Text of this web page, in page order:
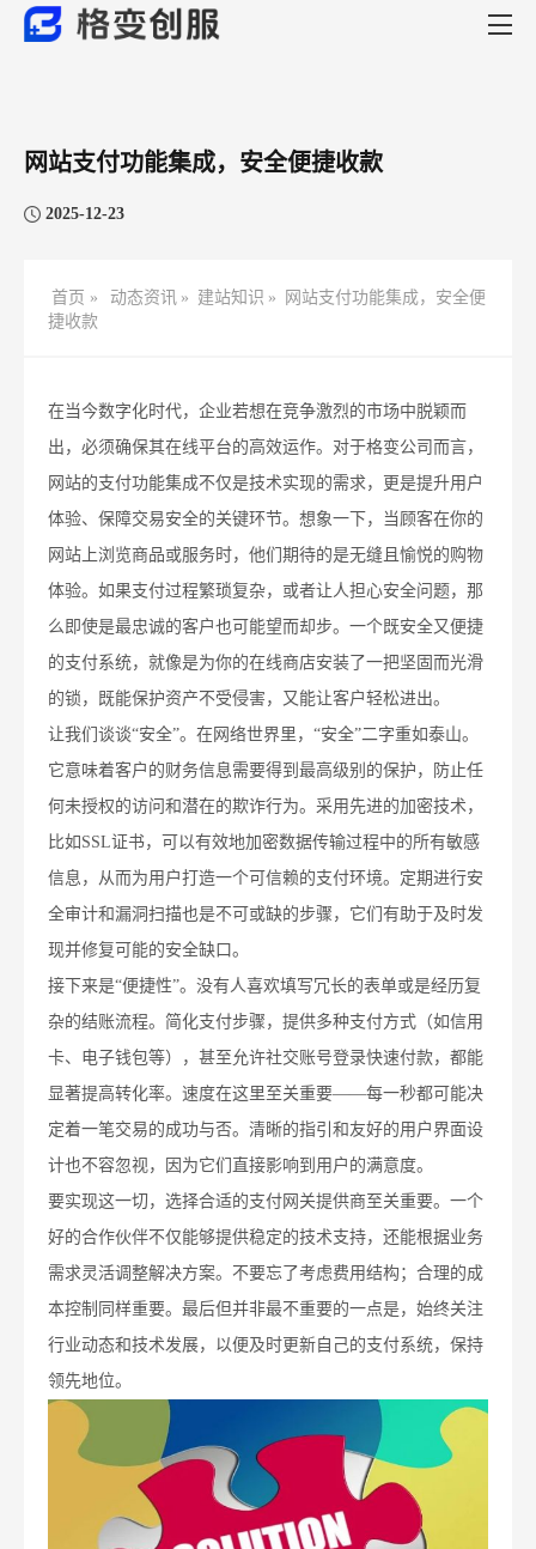
网站支付功能集成，安全便捷收款​
2025-12-23
首页 » 动态资讯 » 建站知识 »
网站支付功能集成，安全便
捷收款​
在当今数字化时代，企业若想在竞争激烈的市场中脱颖而
出，必须确保其在线平台的高效运作。对于格变公司而言，
网站的支付功能集成不仅是技术实现的需求，更是提升用户
体验、保障交易安全的关键环节。想象一下，当顾客在你的
网站上浏览商品或服务时，他们期待的是无缝且愉悦的购物
体验。如果支付过程繁琐复杂，或者让人担心安全问题，那
么即使是最忠诚的客户也可能望而却步。一个既安全又便捷
的支付系统，就像是为你的在线商店安装了一把坚固而光滑
的锁，既能保护资产不受侵害，又能让客户轻松进出。
让我们谈谈“安全”。在网络世界里，“安全”二字重如泰山。
它意味着客户的财务信息需要得到最高级别的保护，防止任
何未授权的访问和潜在的欺诈行为。采用先进的加密技术，
比如SSL证书，可以有效地加密数据传输过程中的所有敏感
信息，从而为用户打造一个可信赖的支付环境。定期进行安
全审计和漏洞扫描也是不可或缺的步骤，它们有助于及时发
现并修复可能的安全缺口。
接下来是“便捷性”。没有人喜欢填写冗长的表单或是经历复
杂的结账流程。简化支付步骤，提供多种支付方式（如信用
卡、电子钱包等），甚至允许社交账号登录快速付款，都能
显著提高转化率。速度在这里至关重要——每一秒都可能决
定着一笔交易的成功与否。清晰的指引和友好的用户界面设
计也不容忽视，因为它们直接影响到用户的满意度。
要实现这一切，选择合适的支付网关提供商至关重要。一个
好的合作伙伴不仅能够提供稳定的技术支持，还能根据业务
需求灵活调整解决方案。不要忘了考虑费用结构；合理的成
本控制同样重要。最后但并非最不重要的一点是，始终关注
行业动态和技术发展，以便及时更新自己的支付系统，保持
领先地位。